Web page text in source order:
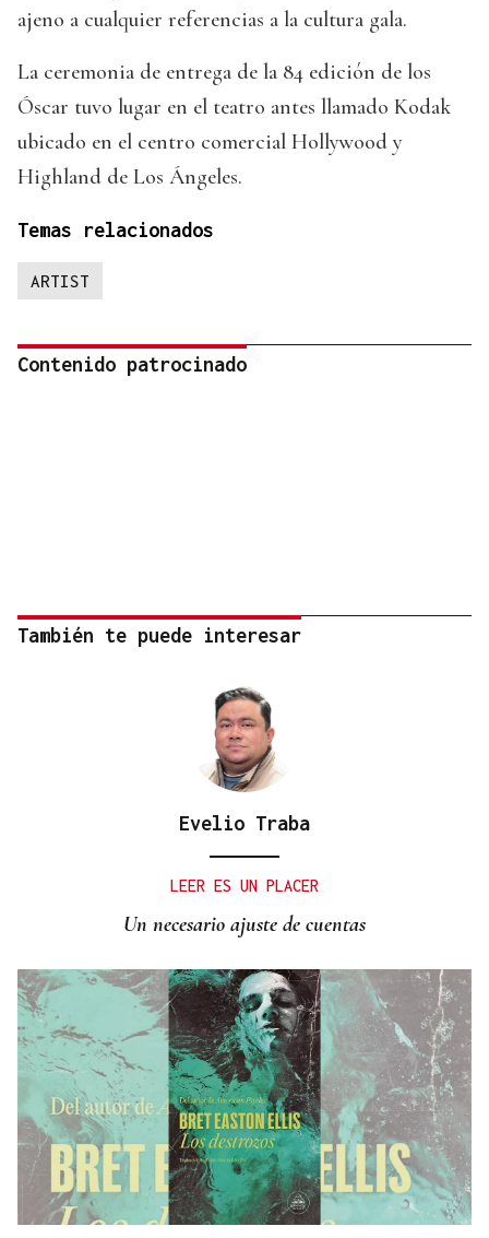
ajeno a cualquier referencias a la cultura gala.
La ceremonia de entrega de la 84 edición de los
Óscar tuvo lugar en el teatro antes llamado Kodak
ubicado en el centro comercial Hollywood y
Highland de Los Ángeles.
Temas relacionados
ARTIST
Contenido patrocinado
También te puede interesar
Evelio Traba
LEER ES UN PLACER
Un necesario ajuste de cuentas